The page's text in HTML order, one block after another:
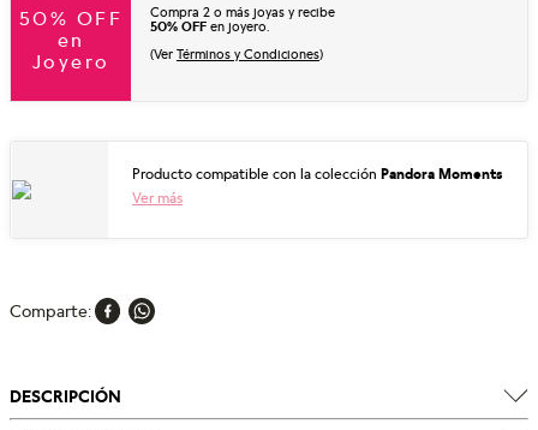
50% OFF
en
Joyero
Compra 2 o más joyas y recibe
50% OFF en joyero.
(Ver Términos y Condiciones)
Producto compatible con la colección Pandora Moments
Ver más
Comparte
DESCRIPCIÓN